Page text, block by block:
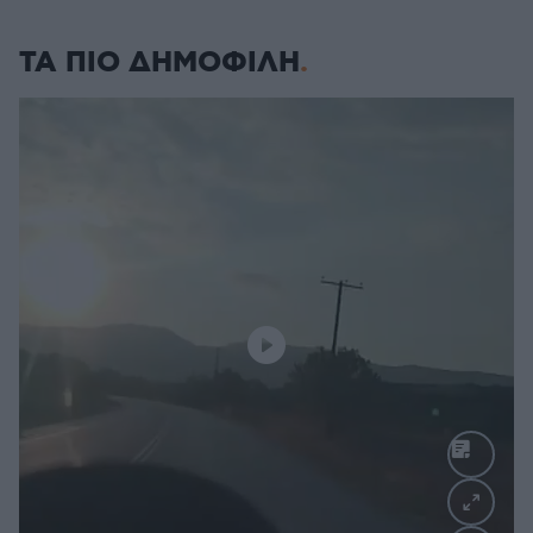
ΤΑ ΠΙΟ ΔΗΜΟΦΙΛΗ